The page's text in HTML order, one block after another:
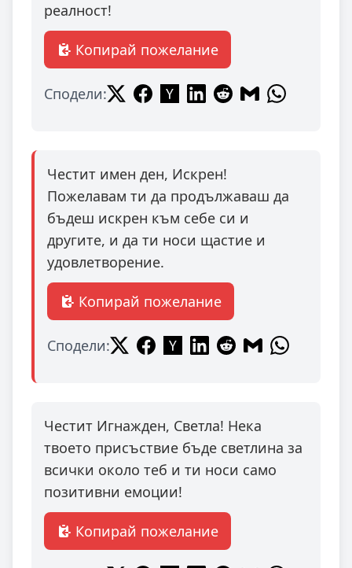
реалност!
Копирай пожелание
Сподели:
Честит имен ден, Искрен!
Пожелавам ти да продължаваш да
бъдеш искрен към себе си и
другите, и да ти носи щастие и
удовлетворение.
Копирай пожелание
Сподели:
Честит Игнажден, Светла! Нека
твоето присъствие бъде светлина за
всички около теб и ти носи само
позитивни емоции!
Копирай пожелание